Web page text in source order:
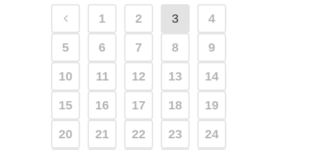
1 2 3 4
5 6 7 8 9
10 11 12 13 14
15 16 17 18 19
20 21 22 23 24